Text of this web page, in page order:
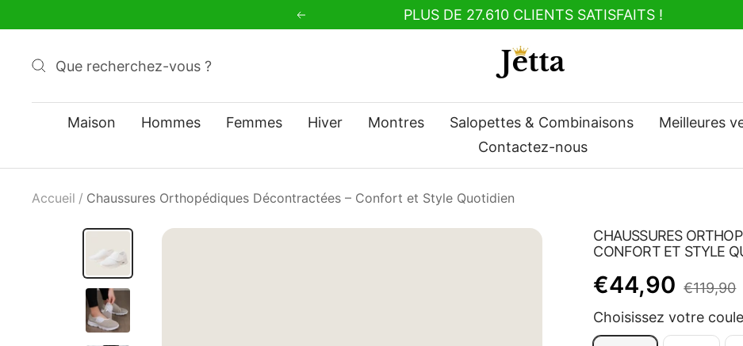
contenu
Précédent PLUS DE 27.610 CLIENTS SATISFAITS !
Jetta
Maison Hommes Femmes Hiver Montres Salopettes & Combinaisons Meilleures
Contactez-nous
Accueil Chaussures Orthopédiques Décontractées – Confort et Style Quotidien
CHAUSSURES
CONFORT ET STYLE
Prix
de
€44,90 Prix
normal
€119,90
Choisissez votre